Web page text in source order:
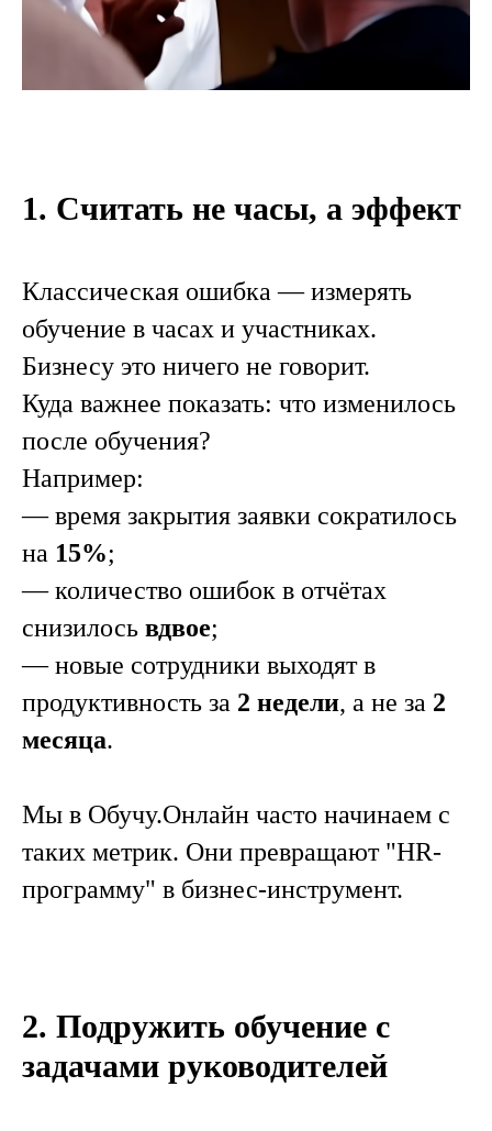
1. Считать не часы, а эффект
Классическая ошибка — измерять
обучение в часах и участниках.
Бизнесу это ничего не говорит.
Куда важнее показать: что изменилось
после обучения?
Например:
— время закрытия заявки сократилось
на 15%;
— количество ошибок в отчётах
снизилось вдвое;
— новые сотрудники выходят в
продуктивность за 2 недели, а не за 2
месяца.
Мы в Обучу.Онлайн часто начинаем с
таких метрик. Они превращают "HR-
программу" в бизнес-инструмент.
2. Подружить обучение с
задачами руководителей